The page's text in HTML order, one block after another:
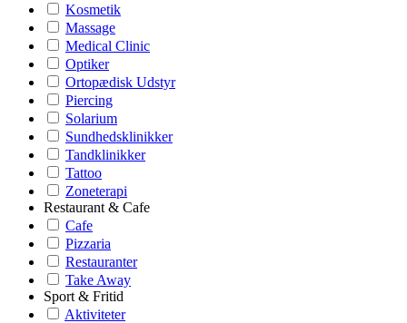
Kosmetik
Massage
Medical Clinic
Optiker
Ortopædisk Udstyr
Piercing
Solarium
Sundhedsklinikker
Tandklinikker
Tattoo
Zoneterapi
Restaurant & Cafe
Cafe
Pizzaria
Restauranter
Take Away
Sport & Fritid
Aktiviteter